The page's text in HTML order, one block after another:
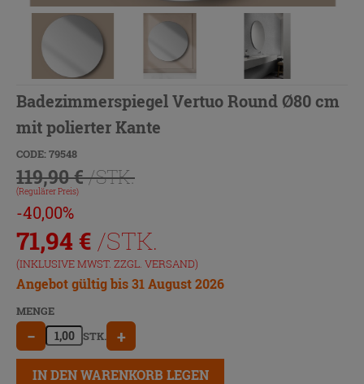
Badezimmerspiegel Vertuo Round Ø80 cm
mit polierter Kante
CODE: 79548
119,90 €/STK.
(Regulärer Preis)
-40,00%
71,94 € /STK.
(INKLUSIVE MWST. ZZGL. VERSAND)
Angebot gültig bis 31 August 2026
MENGE
− STK. +
IN DEN WARENKORB LEGEN